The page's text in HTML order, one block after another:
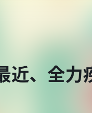
近、全力